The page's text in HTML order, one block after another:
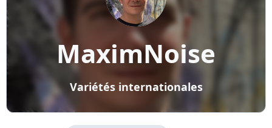
MaximNoise
Variétés internationales